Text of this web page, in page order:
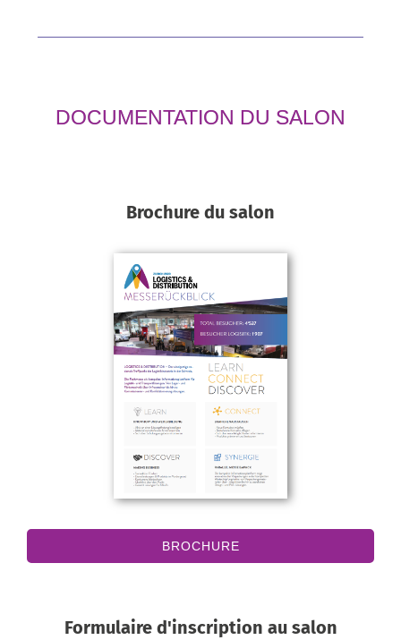
DOCUMENTATION DU SALON
Brochure du salon
BROCHURE
Formulaire d'inscription au salon